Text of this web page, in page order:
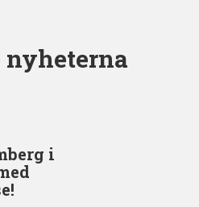
nyheterna
i